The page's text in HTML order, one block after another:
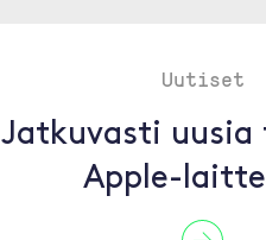
Uutiset
Jatkuvasti
Apple-